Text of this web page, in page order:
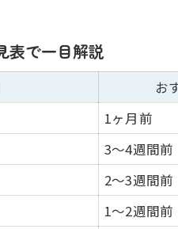
表で一目解説
お
1ヶ月前
3〜4週間前
2〜3週間前
1〜2週間前